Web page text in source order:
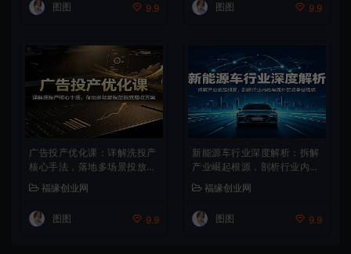
图图 9.9 图图 9.9
广告投产优化课：详解洗投产
核心手法，落地多场景投放提
福缘创业网
图图 9.9
新能源车行业深度解析：拆解
产业崛起根源，剖析行业内卷
福缘创业网
图图 9.9